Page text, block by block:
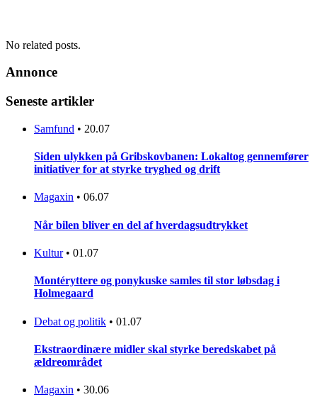
No related posts.
Annonce
Seneste artikler
Samfund • 20.07
Siden ulykken på Gribskovbanen: Lokaltog gennemfører
initiativer for at styrke tryghed og drift
Magaxin • 06.07
Når bilen bliver en del af hverdagsudtrykket
Kultur • 01.07
Montéryttere og ponykuske samles til stor løbsdag i
Holmegaard
Debat og politik • 01.07
Ekstraordinære midler skal styrke beredskabet på
ældreområdet
Magaxin • 30.06